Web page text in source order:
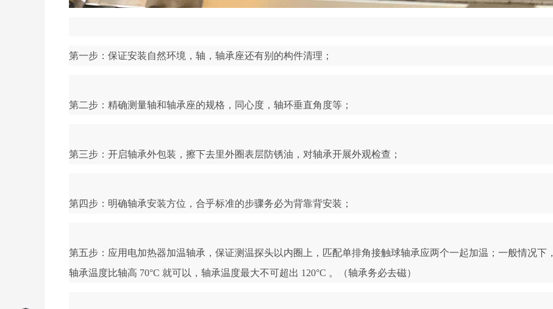
第一步：保证安装自然环境，轴，轴承座还有别的构件清理；
第二步：精确测量轴和轴承座的规格，同心度，轴环垂直角度等；
第三步：开启轴承外包装，擦下去里外圈表层防锈油，对轴承开展外观检查；
第四步：明确轴承安装方位，合乎标准的步骤务必为背靠背安装；
第五步：应用电加热器加温轴承，保证测温探头以内圈上，匹配单排角接触球轴承应两个一起加温；一般情况下，
轴承温度比轴高 70°C 就可以，轴承温度最大不可超出 120°C 。（轴承务必去磁）